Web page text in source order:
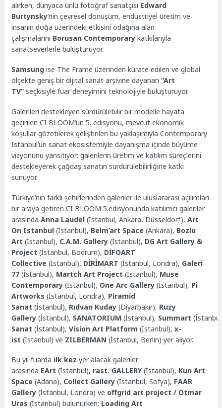
alırken, dünyaca ünlü fotoğraf sanatçısı Edward
Burtynsky’nin çevresel dönüşüm, endüstriyel üretim ve
insanın doğa üzerindeki etkisini odağına alan
çalışmalarını Borusan Contemporary katkılarıyla
sanatseverlerle buluşturuyor.
Samsung ise The Frame üzerinden kürate edilen ve global
ölçekte geniş bir dijital sanat arşivine dayanan“Art
TV” seçkisiyle fuar deneyimini teknolojiyle buluşturuyor.
Galerileri destekleyen sürdürülebilir bir modelle hayata
geçirilen CI BLOOM’un 5. edisyonu, mevcut ekonomik
koşullar gözetilerek geliştirilen bu yaklaşımıyla Contemporary
Istanbul’un sanat ekosistemiyle dayanışma içinde büyüme
vizyonunu yansıtıyor; galerilerin üretim ve katılım süreçlerini
destekleyerek çağdaş sanatın sürdürülebilirliğine katkı
sunuyor.
Türkiye’nin farklı şehirlerinden galeriler ile uluslararası açılımları
bir araya getiren CI BLOOM 5.edisyonunda katılımcı galeriler
arasındaAnna Laudel (İstanbul, Ankara, Düsseldorf),Art
On Istanbul (İstanbul), Belm’art Space (Ankara), Bozlu
Art (İstanbul), C.A.M. Gallery (İstanbul), DG Art Gallery &
Project (İstanbul, Bodrum), DİFOART
Collective (İstanbul), DİRİMART (İstanbul, Londra), Galeri
77(İstanbul), Martch Art Project (İstanbul), Muse
Contemporary (İstanbul), One Arc Gallery (İstanbul), Pi
Artworks (İstanbul, Londra), Piramid
Sanat (İstanbul), Rıdvan Kuday (Diyarbakır), Ruzy
Gallery (İstanbul), SANATORIUM (İstanbul), Summart
Sanat (İstanbul),Vision Art Platform (İstanbul),x-
ist (İstanbul) ve ZILBERMAN (İstanbul, Berlin) yer alıyor.
Bu yıl fuarda ilk kez yer alacak galeriler
arasında EArt(İstanbul), rast. GALLERY(İstanbul), Kun Art
Space (Adana), Collect Gallery (İstanbul, Sofya), FAAR
Gallery (İstanbul, Londra) ve offgrid art project / Otmar
Uras (İstanbul) bulunurken; Loading Art